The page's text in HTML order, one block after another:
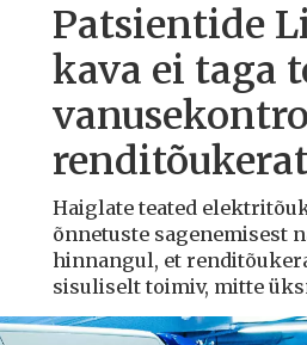
Patsientide
kava ei taga
Haiglate teated
õnnetuste sagenemisest
hinnangul, et
sisuliselt toimiv, mitte